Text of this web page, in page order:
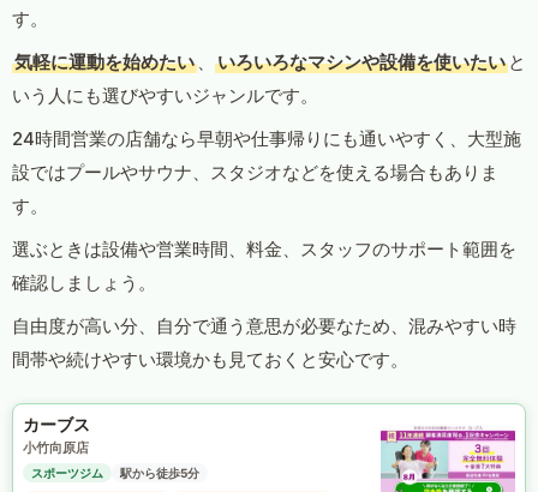
す。
気軽に運動を始めたい 、 いろいろなマシンや設備を使いたい と
いう人にも選びやすいジャンルです。
24時間営業の店舗なら早朝や仕事帰りにも通いやすく、大型施
設ではプールやサウナ、スタジオなどを使える場合もありま
す。
選ぶときは設備や営業時間、料金、スタッフのサポート範囲を
確認しましょう。
自由度が高い分、自分で通う意思が必要なため、混みやすい時
間帯や続けやすい環境かも見ておくと安心です。
カーブス
小竹向原店
スポーツジム
駅から徒歩5分